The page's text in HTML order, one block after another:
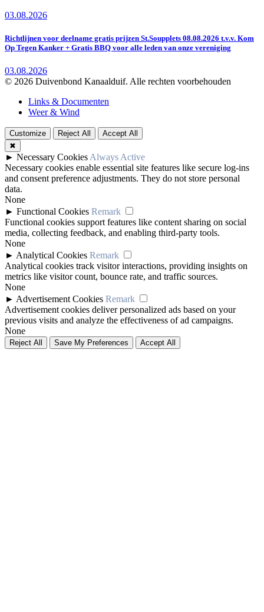
03.08.2026
Richtlijnen voor deelname gratis prijzen St.Soupplets 08.08.2026 t.v.v. Kom
Op Tegen Kanker + Gratis BBQ voor alle leden van onze vereniging
03.08.2026
© 2026 Duivenbond Kanaalduif. Alle rechten voorbehouden
Links & Documenten
Weer & Wind
Customize Reject All
Accept All
✖
► Necessary Cookies Always Active
Necessary cookies enable essential site features like secure log-ins
and consent preference adjustments. They do not store personal
data.
None
► Functional Cookies Remark
Functional cookies support features like content sharing on social
media, collecting feedback, and enabling third-party tools.
None
► Analytical Cookies Remark
Analytical cookies track visitor interactions, providing insights on
metrics like visitor count, bounce rate, and traffic sources.
None
► Advertisement Cookies Remark
Advertisement cookies deliver personalized ads based on your
previous visits and analyze the effectiveness of ad campaigns.
None
Reject All Save My Preferences Accept All